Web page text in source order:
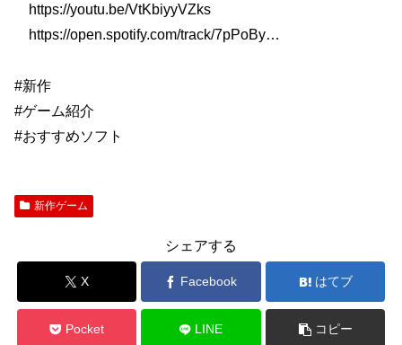
https://youtu.be/VtKbiyyVZks​
https://open.spotify.com/track/7pPoBy​…
#新作
#ゲーム紹介
#おすすめソフト
新作ゲーム
シェアする
X Facebook はてブ
Pocket LINE コピー